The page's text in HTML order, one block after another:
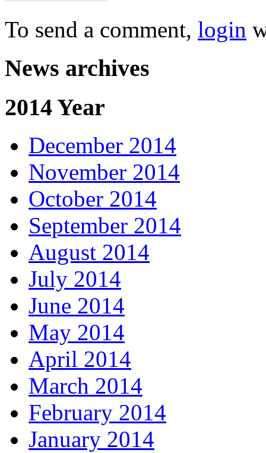
To send a comment, login
News archives
2014 Year
December 2014
November 2014
October 2014
September 2014
August 2014
July 2014
June 2014
May 2014
April 2014
March 2014
February 2014
January 2014